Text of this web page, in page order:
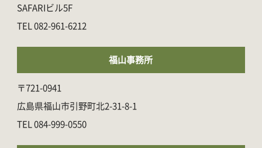
SAFARIビル5F
082-961-6212
福山事務所
〒721-0941
広島県福山市引野町北2-31-8-1
084-999-0550